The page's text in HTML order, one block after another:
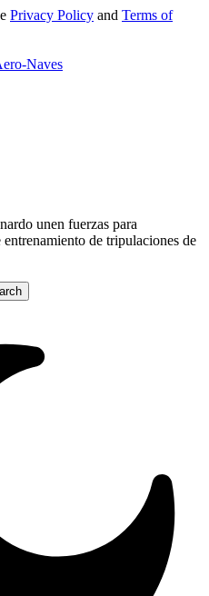
Privacy Policy and Terms of
unen fuerzas para
de tripulaciones de